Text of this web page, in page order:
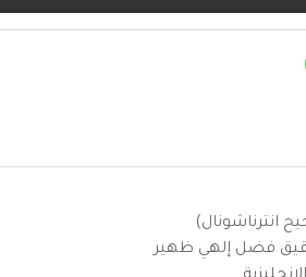
انترناشونال)
تحقيق فضل إلهي ظهير